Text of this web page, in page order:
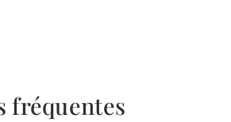
fréquentes